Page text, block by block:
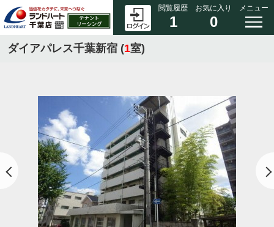
閲覧履歴
1
お気に入り
0
メニュー
ダイアパレス千葉新宿 (1室)